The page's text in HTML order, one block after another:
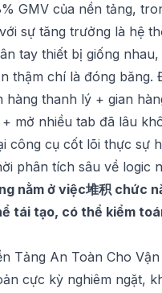
GMV của nền tảng,
sự tăng trưởng là hệ
tay thiết bị giống
thậm chí là đóng
hàng thanh lý + gian
mở nhiều tab đã lâu
công cụ cốt lõi thực
phân tích sâu về logic
nằm ở việc堆积 chức
tái tạo, có thể kiểm
Tảng An Toàn Cho
cực kỳ nghiêm ngặt,